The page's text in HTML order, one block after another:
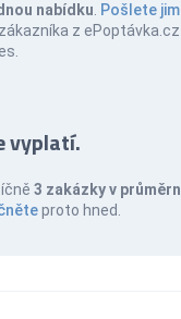
nabídku Pošlete jim
z ePoptávka.cz
vyplatí.
3 zakázky v
proto hned.